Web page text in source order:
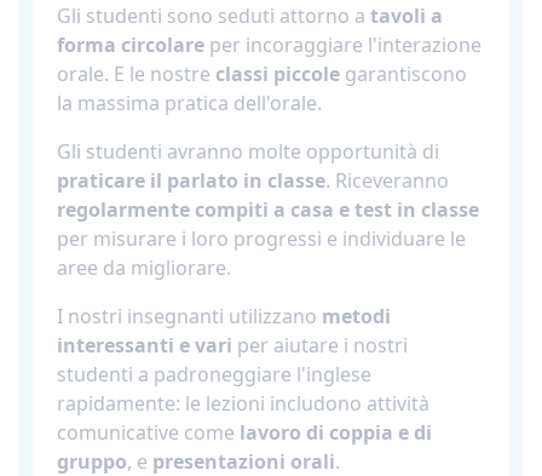
Gli studenti sono seduti attorno a tavoli a
forma circolare per incoraggiare l'interazione
orale. E le nostre classi piccole garantiscono
la massima pratica dell'orale.
Gli studenti avranno molte opportunità di
praticare il parlato in classe. Riceveranno
regolarmente compiti a casa e test in classe
per misurare i loro progressi e individuare le
aree da migliorare.
I nostri insegnanti utilizzano metodi
interessanti e vari per aiutare i nostri
studenti a padroneggiare l'inglese
rapidamente: le lezioni includono attività
comunicative come lavoro di coppia e di
gruppo, e presentazioni orali.